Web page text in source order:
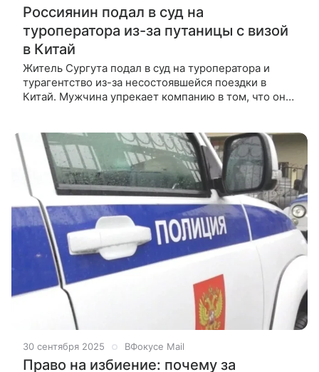
Россиянин подал в суд на
туроператора из-за путаницы с визой
в Китай
Житель Сургута подал в суд на туроператора и
турагентство из-за несостоявшейся поездки в
Китай. Мужчина упрекает компанию в том, что она
30 сентября 2025 ВФокусе Mail
Право на избиение: почему за